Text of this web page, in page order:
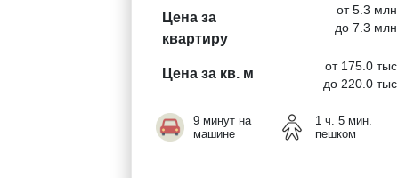
Цена за
квартиру
от 5.3 млн.
до 7.3 млн.
Цена за кв. м
от 175.0 тыс.
до 220.0 тыс.
9 минут на
машине
1 ч. 5 мин.
пешком